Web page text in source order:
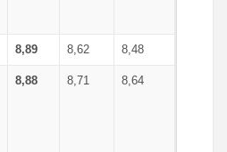
8,89 8,62 8,48
8,88 8,71 8,64